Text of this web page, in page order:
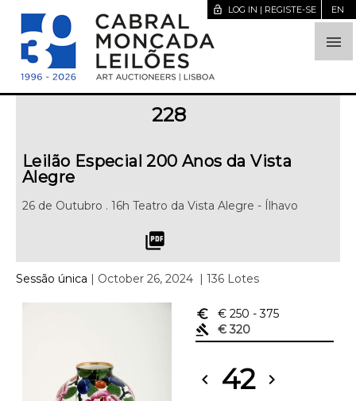

lock_open LOG IN | REGISTE-SE EN
228
Leilão Especial 200 Anos da Vista
Alegre
26 de Outubro . 16h Teatro da Vista Alegre - Ílhavo
picture_as_pdf
Sessão única | October 26, 2024 | 136 Lotes
euro_symbol € 250 - 375
gavel
€ 320
chevron_left 42 chevron_right